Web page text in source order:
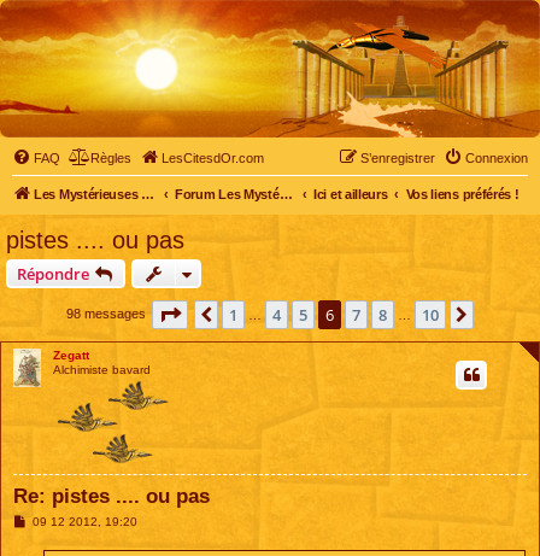
FAQ Règles LesCitesdOr.com Connexion
S’enregistrer
Les Mystérieuses Cités d'Or - LesCitesdOr.com Forum Les Mystérieuses Cités d'Or Ici et ailleurs Vos liens préférés !
pistes .... ou pas
Répondre
98 messages Page sur 10
Précédente
1 4 5 6 7 8 10
Zegatt
Alchimiste bavard
Re: pistes .... ou pas
M09 12 2012, 19:20